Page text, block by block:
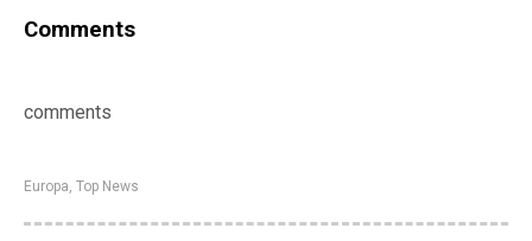
Comments
comments
Europa Top News